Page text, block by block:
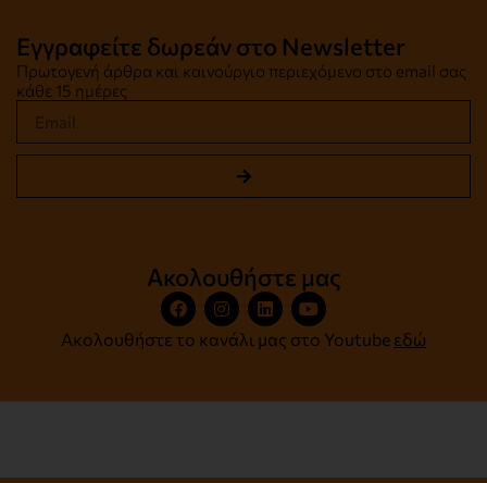
Εγγραφείτε δωρεάν στο Newsletter
Πρωτογενή άρθρα και καινούργιο περιεχόμενο στο email σας
κάθε 15 ημέρες
Ακολουθήστε μας
Ακολουθήστε το κανάλι μας στο Youtube εδώ